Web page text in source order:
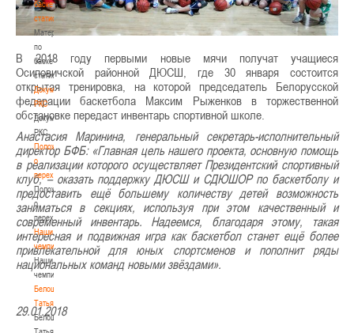
баскетбольной
статистике
Материалы
по
баскетбольной
статистике
Документы
РКС
Документы
РКС
Положение
о
переходах
Положение
о
переходах
Наши
чемпионы
Наши
чемпионы
Белошапко
Татьяна
Белошапко
Татьяна
В 2018 году первыми новые мячи получат учащиеся
Осиповичской районной ДЮСШ, где 30 января состоится
открытая тренировка, на которой председатель Белорусской
федерации баскетбола Максим Рыженков в торжественной
обстановке передаст инвентарь спортивной школе.
Анастасия Маринина, генеральный секретарь-исполнительный
директор БФБ: «Главная цель нашего проекта, основную помощь
в реализации которого осуществляет Президентский спортивный
клуб, – оказать поддержку ДЮСШ и СДЮШОР по баскетболу и
предоставить ещё большему количеству детей возможность
заниматься в секциях, используя при этом качественный и
современный инвентарь. Надеемся, благодаря этому, такая
интересная и подвижная игра как баскетбол станет ещё более
привлекательной для юных спортсменов и пополнит ряды
национальных команд новыми звёздами».
2. «Гродно-93»
3. «Импульс-
Группа
«А»
1.
«Цмокi-
Мiнск»
2.
«Цмокi-
Мiнск-2»
3.
«Рубон»
12
октября
(среда)
17-
00
«Цмокi-
Мiнск»
29.01.2018